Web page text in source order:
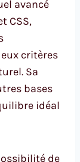
avancé
CSS,
critères
Sa
bases
idéal
de